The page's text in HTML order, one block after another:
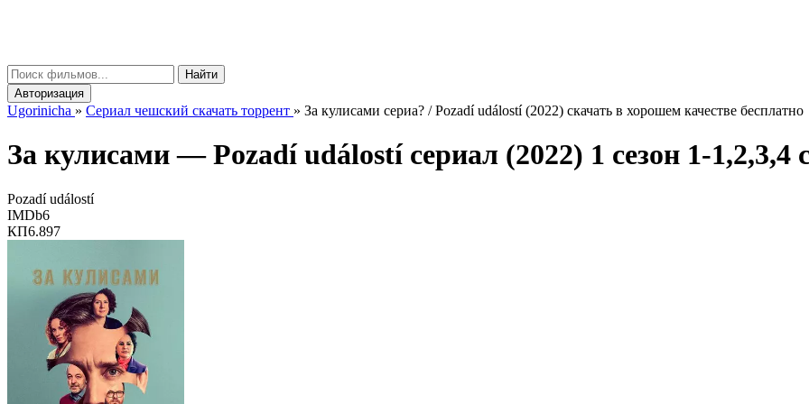
Найти
Авторизация
Ugorinicha » Сериал чешский скачать торрент » За кулисами сериа? / Pozadí událostí (2022) скачать в хорошем качестве бесплатно
За кулисами —Pozadí událostíсериал (2022) 1 сезон 1-1,2,3,4
Pozadí událostí
IMDb6
КП6.897